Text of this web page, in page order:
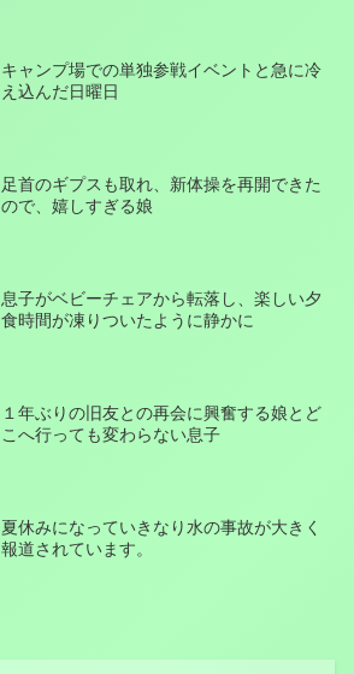
キャンプ場での単独参戦イベントと急に冷
え込んだ日曜日
足首のギプスも取れ、新体操を再開できた
ので、嬉しすぎる娘
息子がベビーチェアから転落し、楽しい夕
食時間が凍りついたように静かに
１年ぶりの旧友との再会に興奮する娘とど
こへ行っても変わらない息子
夏休みになっていきなり水の事故が大きく
報道されています。